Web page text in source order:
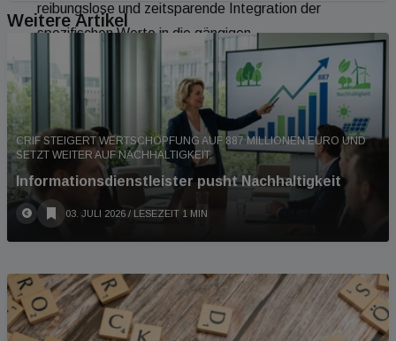
reibungslose und zeitsparende Integration der
spezifischen Werte in die gängigen
Bilanzierungstools der Gebäudetechnik. Die
kontinuierliche Bereitstellung wissenschaftlich
fundierter Daten signalisiert einen wichtigen Schritt
auf dem Weg zur langfristigen Realisierung
klimaneutraler Bauprojekte.
Weitere Artikel
CRIF STEIGERT WERTSCHÖPFUNG AUF 887 MILLIONEN EURO UND
SETZT WEITER AUF NACHHALTIGKEIT.
Informationsdienstleister pusht Nachhaltigkeit
03. JULI 2026 / LESEZEIT 1 MIN